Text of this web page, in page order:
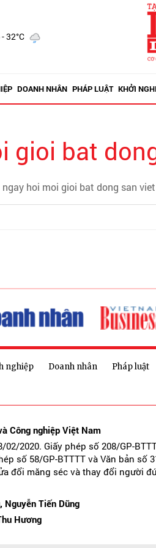
32°C
DOANH NHÂN PHÁP LUẬT KHỞI
gioi bat
hoi moi gioi bat dong san
nghiệp Doanh nhân Pháp luật
Công nghiệp Việt Nam
02/2020. Giấy phép số 208/GP-
số 58/GP-BTTTT và Văn bản số
đổi măng séc và thay đổi người
Nguyễn Tiến Dũng
Hương